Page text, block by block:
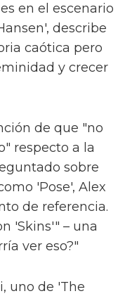
en el escenario
describe
caótica pero
y crecer
de que "no
respecto a la
sobre
'Pose', Alex
de referencia.
'Skins'" – una
ver eso?"
uno de 'The